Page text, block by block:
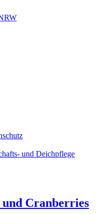
und Deichpflege
Cranberries